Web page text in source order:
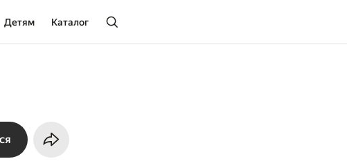
Детям Каталог